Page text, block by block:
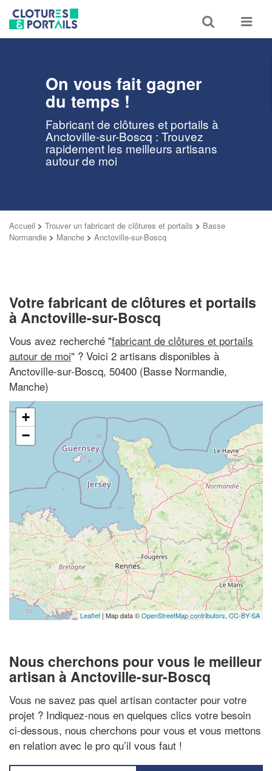
Toggle
search
Toggle
On vous fait gagner
du temps !
Fabricant de clôtures et portails à
Anctoville-sur-Boscq : Trouvez
rapidement les meilleurs artisans
autour de moi
Accueil > Trouver un fabricant de clôtures et portails > Basse
Normandie > Manche > Anctoville-sur-Boscq
Votre fabricant de clôtures et portails
à Anctoville-sur-Boscq
Vous avez recherché "fabricant de clôtures et portails
autour de moi" ? Voici 2 artisans disponibles à
Anctoville-sur-Boscq, 50400 (Basse Normandie,
Manche)
+
−
Leaflet | Map data ©OpenStreetMap contributors, CC-BY-SA
Nous cherchons pour vous le meilleur
artisan à Anctoville-sur-Boscq
Vous ne savez pas quel artisan contacter pour votre
projet ? Indiquez-nous en quelques clics votre besoin
ci-dessous, nous cherchons pour vous et vous mettons
en relation avec le pro qu’il vous faut !